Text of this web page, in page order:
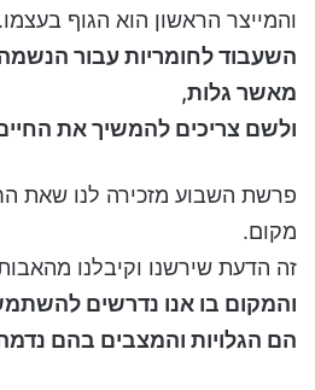
והמייצר הראשון הוא הגוף בעצמו.
השעבוד לחומריות עבור
מאשר גלות,
ולשם צריכים להמשיך את
פרשת השבוע מזכירה לנו שאת
מקום.
זה הדעת שירשנו וקיבלנו
והמקום בו אנו נדרשים
הם הגלויות והמצבים בהם